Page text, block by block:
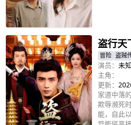
盗行天
冒险 盗贼
演员： 未知
主角：
更新：
家道中落
欺辱濒死
能，自此